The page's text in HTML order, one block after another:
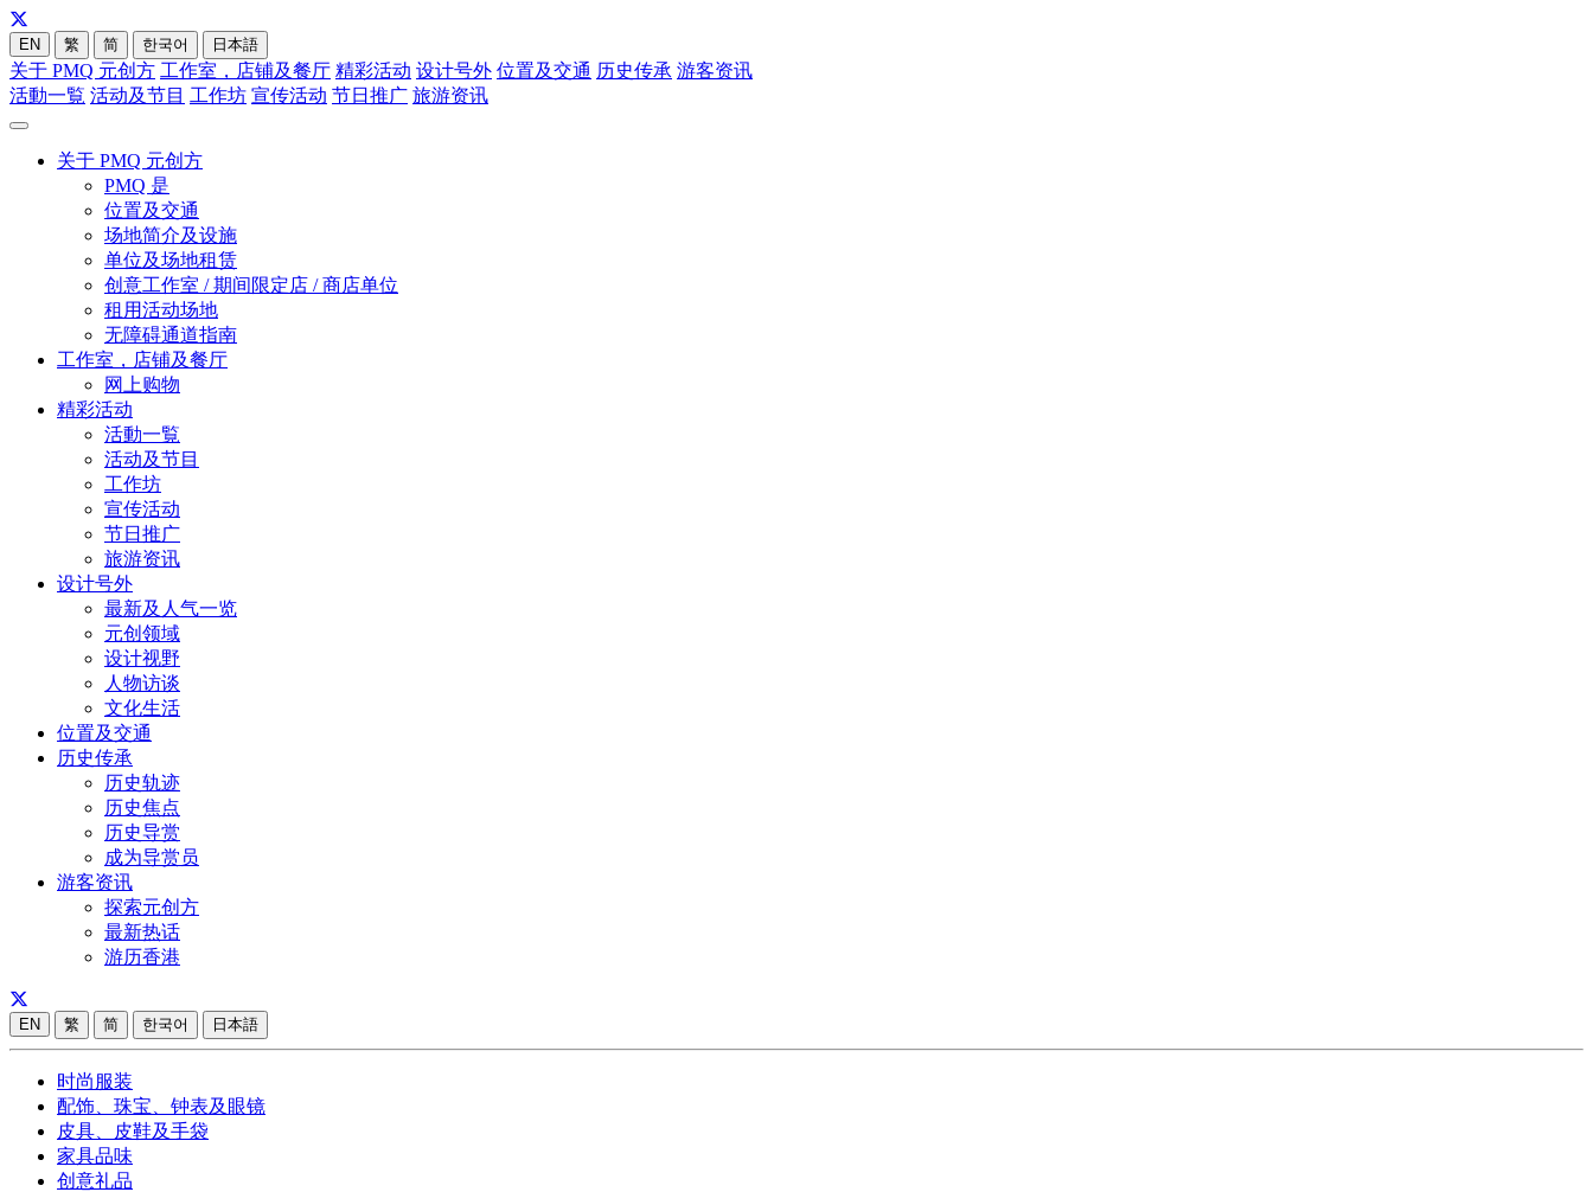
EN 繁 简 한국어 日本語
关于 PMQ 元创方 工作室，店铺及餐厅 精彩活动 设计号外 位置及交通 历史传承 游客资讯
活動一覧 活动及节目 工作坊 宣传活动 节日推广 旅游资讯
关于 PMQ 元创方
PMQ 是
位置及交通
场地简介及设施
单位及场地租赁
创意工作室 / 期间限定店 / 商店单位
租用活动场地
无障碍通道指南
工作室，店铺及餐厅
网上购物
精彩活动
活動一覧
活动及节目
工作坊
宣传活动
节日推广
旅游资讯
设计号外
最新及人气一览
元创领域
设计视野
人物访谈
文化生活
位置及交通
历史传承
历史轨迹
历史焦点
历史导赏
成为导赏员
游客资讯
探索元创方
最新热话
游历香港
EN 繁 简 한국어 日本語
时尚服装
配饰、珠宝、钟表及眼镜
皮具、皮鞋及手袋
家具品味
创意礼品